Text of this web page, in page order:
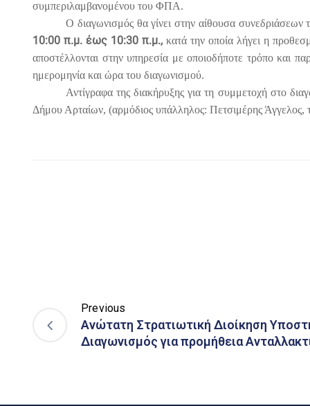
συμπεριλαμβανομένου του ΦΠΑ.
Ο διαγωνισμός θα γίνει στην αίθουσα
10:00 π.μ. έως 10:30 π.μ.,κατά την οποία λήγει η
αποστέλλονται στην υπηρεσία με οποιοδήποτε τρόπο και
ημερομηνία και ώρα του διαγωνισμού.
Αντίγραφα της διακήρυξης για τη συμμετοχή στο
Δήμου Αρταίων, (αρμόδιος υπάλληλος: Πετσιμέρης
Previous
Ανώτατη Στρατιωτική Διοίκηση
Διαγωνισμός για προμήθεια